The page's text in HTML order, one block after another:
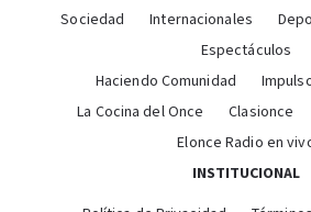
Sociedad
Internacionales
Espectáculos
Haciendo Comunidad
La Cocina del Once
Clasionce
Elonce Radio en
INSTITUCIONAL